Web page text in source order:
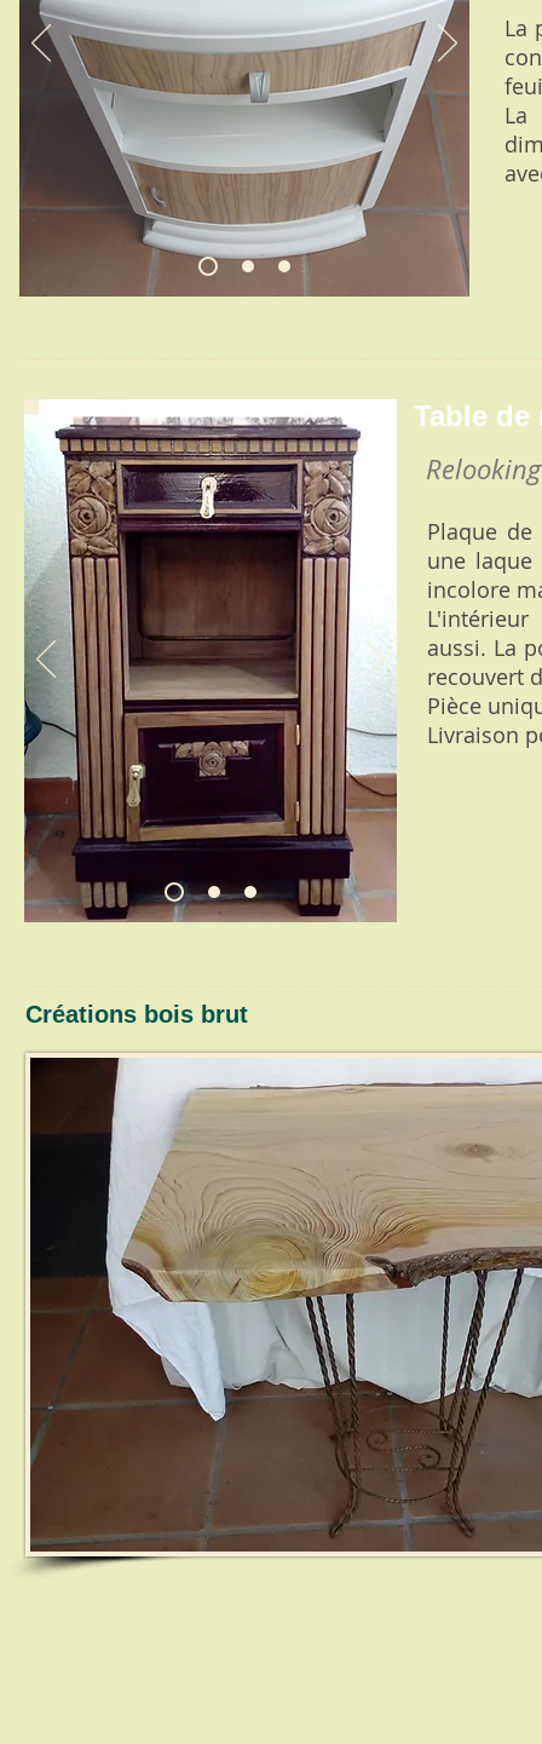
La
La
Table de
Plaque
une
incolore
aussi. La
recouvert
Pièce
Livraison
Créations bois brut